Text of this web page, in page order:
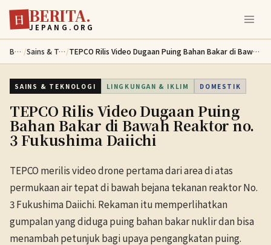
Lewati ke konten utama
日 BERITA.
JEPANG.ORG
Berita / Sains & Teknologi/ TEPCO Rilis Video Dugaan Puing Bahan Bakar di Bawah Reaktor no. 3 Fukushima Daiichi
SAINS & TEKNOLOGI LINGKUNGAN & IKLIM DOMESTIK
TEPCO Rilis Video Dugaan Puing
Bahan Bakar di Bawah Reaktor no.
3 Fukushima Daiichi
TEPCO merilis video drone pertama dari area di atas
permukaan air tepat di bawah bejana tekanan reaktor No.
3 Fukushima Daiichi. Rekaman itu memperlihatkan
gumpalan yang diduga puing bahan bakar nuklir dan bisa
menambah petunjuk bagi upaya pengangkatan puing.